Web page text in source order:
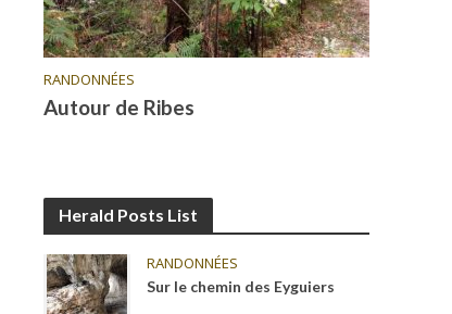
RANDONNÉES
Autour de Ribes
Herald Posts List
RANDONNÉES
Sur le chemin des Eyguiers